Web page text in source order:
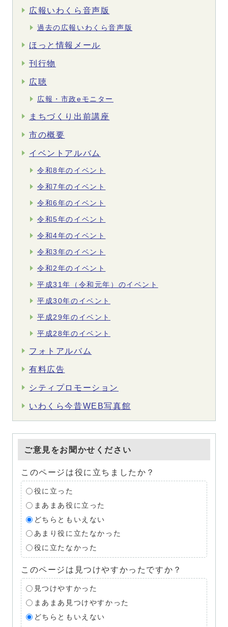
広報いわくら音声版
過去の広報いわくら音声版
ほっと情報メール
刊行物
広聴
広報・市政eモニター
まちづくり出前講座
市の概要
イベントアルバム
令和8年のイベント
令和7年のイベント
令和6年のイベント
令和5年のイベント
令和4年のイベント
令和3年のイベント
令和2年のイベント
平成31年（令和元年）のイベント
平成30年のイベント
平成29年のイベント
平成28年のイベント
フォトアルバム
有料広告
シティプロモーション
いわくら今昔WEB写真館
ご意見をお聞かせください
このページは役に立ちましたか？
役に立った
まあまあ役に立った
どちらともいえない
あまり役に立たなかった
役に立たなかった
このページは見つけやすかったですか？
見つけやすかった
まあまあ見つけやすかった
どちらともいえない